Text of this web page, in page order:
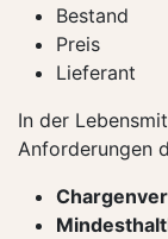
Bestand
Preis
Lieferant
In der
Anforderungen